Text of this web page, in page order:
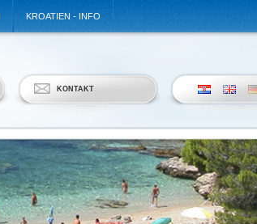
KROATIEN - INFO
KONTAKT